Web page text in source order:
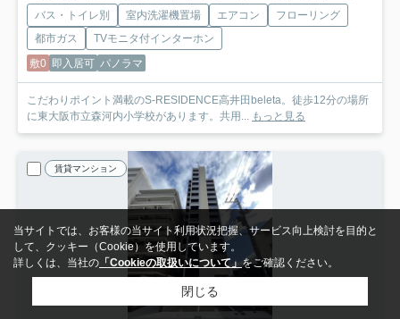
バス・トイレ別 室内洗濯機置場 エアコン
フローリング
都市ガス
TVモニタ付インターホン
敷0 即入居可 パノラマ
こだわりポイント満載のS-RESIDENCE高井田beleta。徒歩12分の場所
に東大阪市立森河内小学校があります。共用... もっと見る
賃貸マンション
当サイトでは、お客様の当サイト利用状況把握、サービス向上検討を目的と
して、クッキー（Cookie）を使用しています。
詳しくは、当社の 「Cookieの取扱いについて」 をご確認ください。
閉じる